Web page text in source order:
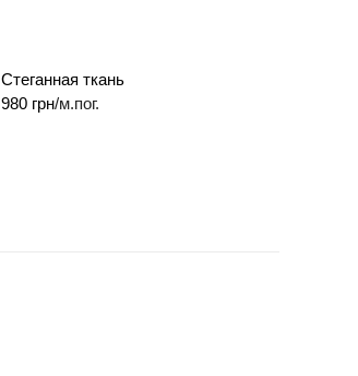
Стеганная ткань
980 грн/м.пог.